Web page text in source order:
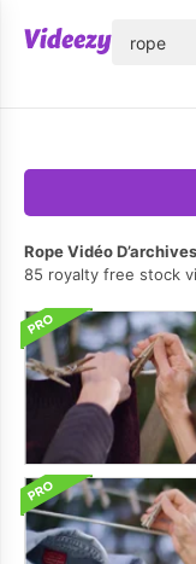
Rope Vidéo D’archives
85 royalty free stock